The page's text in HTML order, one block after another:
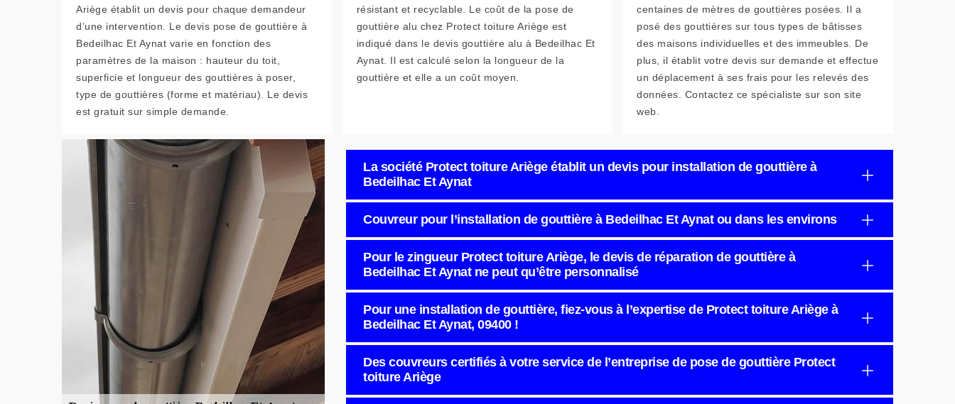
Ariège établit un devis pour chaque demandeur
d’une intervention. Le devis pose de gouttière à
Bedeilhac Et Aynat varie en fonction des
paramètres de la maison : hauteur du toit,
superficie et longueur des gouttières à poser,
type de gouttières (forme et matériau). Le devis
est gratuit sur simple demande.
résistant et recyclable. Le coût de la pose de
gouttière alu chez Protect toiture Ariège est
indiqué dans le devis gouttière alu à Bedeilhac Et
Aynat. Il est calculé selon la longueur de la
gouttière et elle a un coût moyen.
centaines de mètres de gouttières posées. Il a
posé des gouttières sur tous types de bâtisses
des maisons individuelles et des immeubles. De
plus, il établit votre devis sur demande et effectue
un déplacement à ses frais pour les relevés des
données. Contactez ce spécialiste sur son site
web.
La société Protect toiture Ariège établit un devis pour installation de gouttière à
Bedeilhac Et Aynat
Couvreur pour l’installation de gouttière à Bedeilhac Et Aynat ou dans les environs
Pour le zingueur Protect toiture Ariège, le devis de réparation de gouttière à
Bedeilhac Et Aynat ne peut qu’être personnalisé
Pour une installation de gouttière, fiez-vous à l’expertise de Protect toiture Ariège à
Bedeilhac Et Aynat, 09400 !
Des couvreurs certifiés à votre service de l’entreprise de pose de gouttière Protect
toiture Ariège